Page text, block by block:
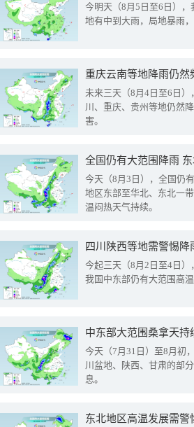
今明天（8月5日至6日）
地有中到大雨，局地暴雨
重庆云南等地降雨仍然
未来三天（8月4日至6日
川、重庆、贵州等地仍然
害。
全国仍有大范围降雨
今天（8月3日），全国仍
地区东部至华北、东北一
温闷热天气持续。
今起三天（8月2日至4日
我国中东部仍有大范围高
中东部大范围桑拿天
今天（7月31日）至8月初
川盆地、陕西、甘肃的部
息。
东北地区高温发展需